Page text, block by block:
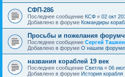
СФП-286
Последнее сообщение КСФ « 02 окт
Добавлено в форуме Командиры
Просьбы и пожелания
Последнее сообщение Сергей
Добавлено в форуме О нашем форуме
названия кораблей 19 век
Последнее сообщение Cветла « 06
Добавлено в форуме История корабля